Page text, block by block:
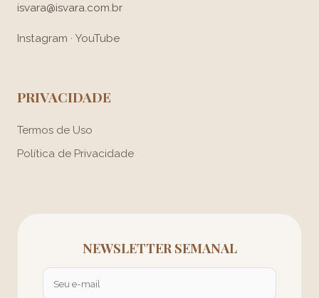
isvara@isvara.com.br
Instagram · YouTube
PRIVACIDADE
Termos de Uso
Política de Privacidade
NEWSLETTER SEMANAL